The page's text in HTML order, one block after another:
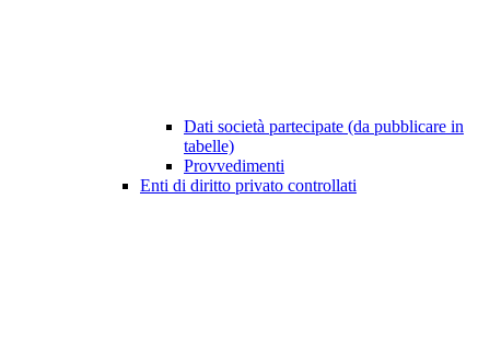
Dati società partecipate (da pubblicare in
tabelle)
Provvedimenti
Enti di diritto privato controllati